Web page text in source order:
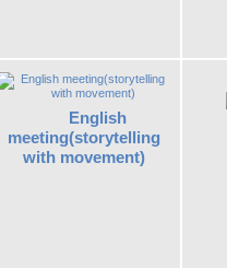
English
meeting(storytelling
with movement)